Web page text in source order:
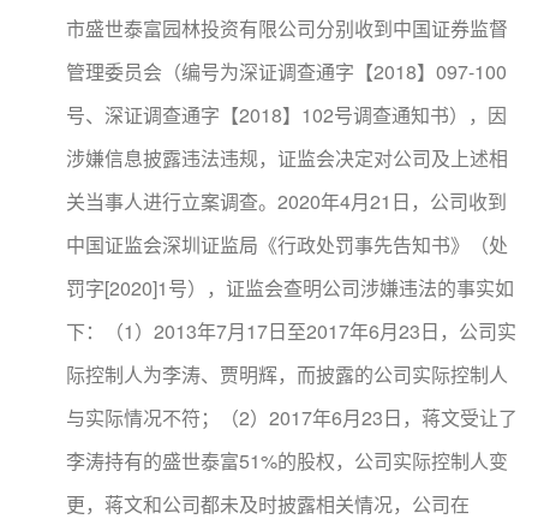
市盛世泰富园林投资有限公司分别收到中国证券监督
管理委员会（编号为深证调查通字【2018】097-100
号、深证调查通字【2018】102号调查通知书），因
涉嫌信息披露违法违规，证监会决定对公司及上述相
关当事人进行立案调查。2020年4月21日，公司收到
中国证监会深圳证监局《行政处罚事先告知书》（处
罚字[2020]1号），证监会查明公司涉嫌违法的事实如
下：（1）2013年7月17日至2017年6月23日，公司实
际控制人为李涛、贾明辉，而披露的公司实际控制人
与实际情况不符；（2）2017年6月23日，蒋文受让了
李涛持有的盛世泰富51%的股权，公司实际控制人变
更，蒋文和公司都未及时披露相关情况，公司在